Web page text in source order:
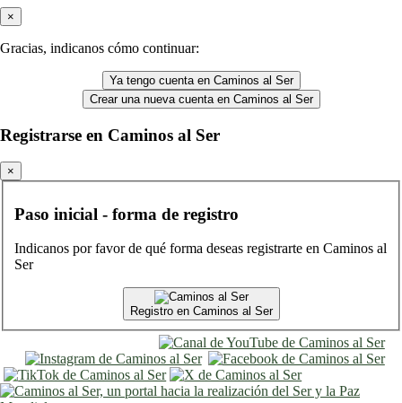
×
Gracias, indicanos cómo continuar:
Ya tengo cuenta en Caminos al Ser
Crear una nueva cuenta en Caminos al Ser
Registrarse en Caminos al Ser
×
Paso inicial - forma de registro
Indicanos por favor de qué forma deseas registrarte en Caminos al
Ser
Registro en Caminos al Ser